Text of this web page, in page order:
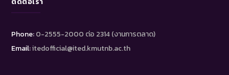
Phone:0-2555-2000 ต่อ 2314 (งานการตลาด)
Email:itedofficial@ited.kmutnb.ac.th